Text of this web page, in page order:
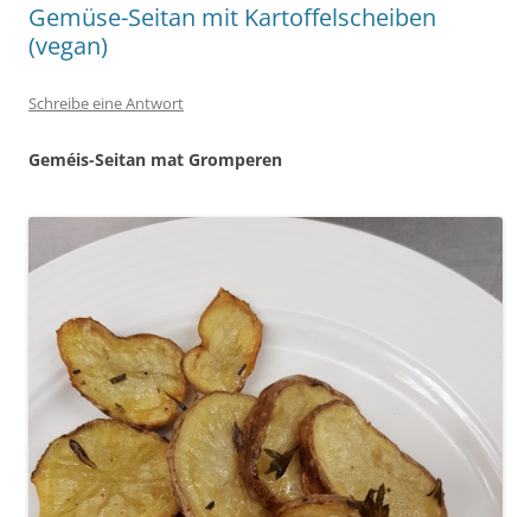
Gemüse-Seitan mit Kartoffelscheiben
(vegan)
Schreibe eine Antwort
Geméis-Seitan mat Gromperen